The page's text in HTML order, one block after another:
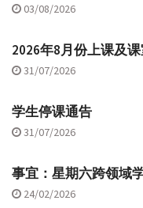
03/08/2026
2026年8月份上课及
31/07/2026
学生停课通告
31/07/2026
事宜：星期六跨领域
24/02/2026